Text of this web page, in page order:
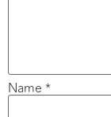
Name *